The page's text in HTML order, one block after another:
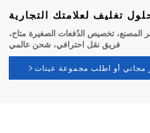
لعلامتك التجارية
تخصيص الدُفعات الصغيرة متاح،
فريق نقل احترافي، شحن عالمي
اطلب مجموعة عينات